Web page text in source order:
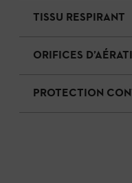
TISSU RESPIRANT
ORIFICES
PROTECTION